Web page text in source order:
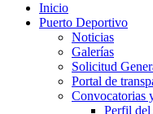
Inicio
Puerto Deportivo
Noticias
Galerías
Solicitud
Portal de
Convocatorias
Perfil del